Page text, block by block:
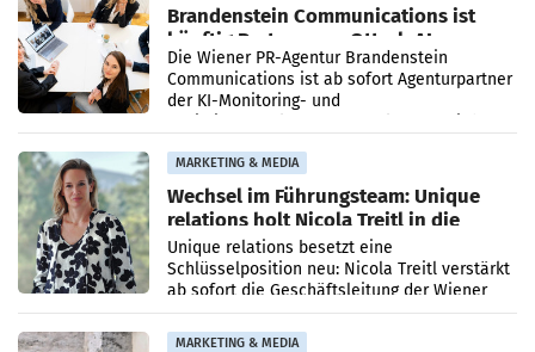
Brandenstein Communications ist
künftig Partner von OtterlyAI
Die Wiener PR-Agentur Brandenstein
Communications ist ab sofort Agenturpartner
der KI-Monitoring- und
MARKETING & MEDIA
Wechsel im Führungsteam: Unique
relations holt Nicola Treitl in die
Geschäftsleitung
Unique relations besetzt eine
Schlüsselposition neu: Nicola Treitl verstärkt
ab sofort die Geschäftsleitung der Wiener
PR-Agentur an der Seite von Josef Kalina und
Anna Kalina-Mahr.
MARKETING & MEDIA